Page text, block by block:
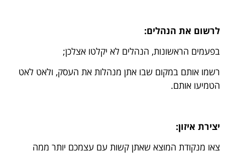
לרשום את הנהלים:
בפעמים הראשונות, הנהלים לא יקלטו אצלכן;
רשמו אותם במקום שבו אתן מנהלות את העסק, ולאט לאט
הטמיעו אותם.
יצירת איזון:
צאו מנקודת המוצא שאתן קשות עם עצמכם יותר ממה